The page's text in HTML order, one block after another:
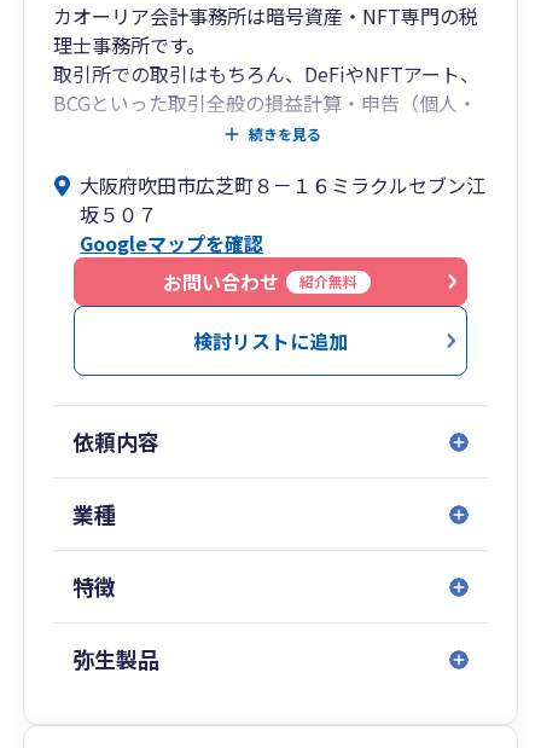
カオーリア会計事務所は暗号資産・NFT専門の税
理士事務所です。
取引所での取引はもちろん、DeFiやNFTアート、
BCGといった取引全般の損益計算・申告（個人・
法人）の対応が可能です。
１．多種多様な暗号資産・NFT取引の対応実績
２．暗号資産・NFT取引の技術的な知見を保有
３．暗号資産・NFTの税法解釈への深い理解
４．暗号資産・NFT専門の税理士が直接対応
５．暗号資産、FXトレードの豊富な経験
６．専門家ネットワークによるワンストップ対応
７．臨機応変なサービスの提供
さい。
続きを見る
大阪府吹田市広芝町８－１６ミラクルセブン江
坂５０７
Googleマップを確認
お問い合わせ
紹介無料
検討リストに追加
依頼内容
業種
特徴
弥生製品